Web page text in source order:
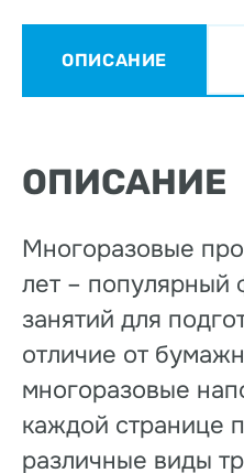
ОПИСАНИЕ
ОПИСАНИЕ
Многоразовые
лет –
занятий для
отличие от
многоразовые
каждой странице
различные виды